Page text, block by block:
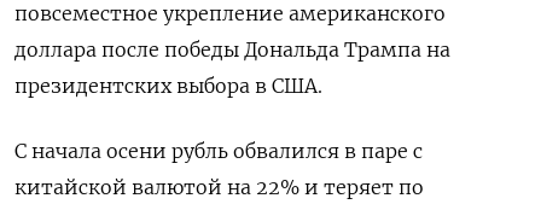
повсеместное укрепление американского
доллара после победы Дональда Трампа на
президентских выбора в США.
С начала осени рубль обвалился в паре с
китайской валютой на 22% и теряет по